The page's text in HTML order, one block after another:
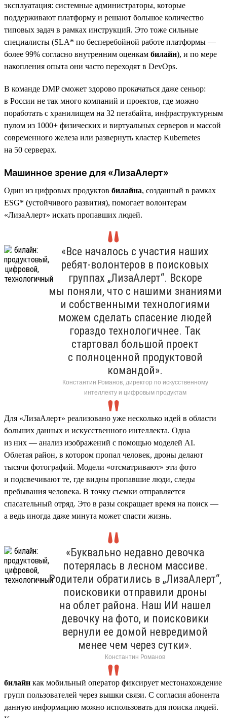
эксплуатация: системные администраторы, которые
поддерживают платформу и решают большое количество
типовых задач в рамках инструкций. Это тоже сильные
специалисты (SLA* по бесперебойной работе платформы —
более 99% согласно внутренним оценкам билайн), и по мере
накопления опыта они часто переходят в DevOps.
В команде DMP сможет здорово прокачаться даже сеньор:
в России не так много компаний и проектов, где можно
поработать с хранилищем на 32 петабайта, инфраструктурным
пулом из 1000+ физических и виртуальных серверов и массой
современного железа или развернуть кластер Kubernetes
на 50 серверах.
Машинное зрение для «ЛизаАлерт»
Один из цифровых продуктов билайна, созданный в рамках
ESG* (устойчивого развития), помогает волонтерам
«ЛизаАлерт» искать пропавших людей.
«Все началось с участия наших
ребят-волонтеров в поисковых
группах „ЛизаАлерт“. Вскоре
мы поняли, что с нашими знаниями
и собственными технологиями
можем сделать спасение людей
гораздо технологичнее. Так
стартовал большой проект
с полноценной продуктовой
командой».
Константин Романов, директор по искусственному
интеллекту и цифровым продуктам
Для «ЛизаАлерт» реализовано уже несколько идей в области
больших данных и искусственного интеллекта. Одна
из них — анализ изображений с помощью моделей AI.
Облетая район, в котором пропал человек, дроны делают
тысячи фотографий. Модели «отсматривают» эти фото
и подсвечивают те, где видны пропавшие люди, следы
пребывания человека. В точку съемки отправляется
спасательный отряд. Это в разы сокращает время на поиск —
а ведь иногда даже минута может спасти жизнь.
«Буквально недавно девочка
потерялась в лесном массиве.
Родители обратились в „ЛизаАлерт“,
поисковики отправили дроны
на облет района. Наш ИИ нашел
девочку на фото, и поисковики
вернули ее домой невредимой
менее чем через сутки».
Константин Романов
билайн как мобильный оператор фиксирует местонахождение
групп пользователей через вышки связи. C согласия абонента
данную информацию можно использовать для поиска людей.